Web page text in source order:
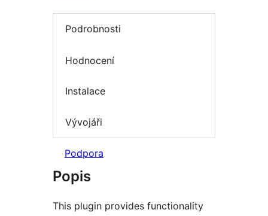
Podrobnosti
Hodnocení
Instalace
Vývojáři
Podpora
Popis
This plugin provides functionality